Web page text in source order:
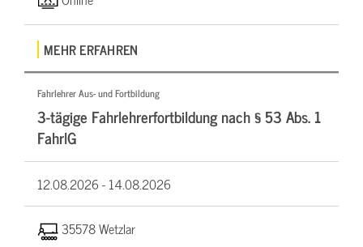
MEHR ERFAHREN
Fahrlehrer Aus- und Fortbildung
3-tägige Fahrlehrerfortbildung nach § 53 Abs. 1
FahrlG
12.08.2026 -14.08.2026
35578 Wetzlar